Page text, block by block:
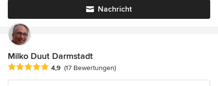
Nachricht
Milko Duut Darmstadt
Durchschnittliche Bewertung: 4.9 von 5 Sternen
4,9 (17 Bewertungen)